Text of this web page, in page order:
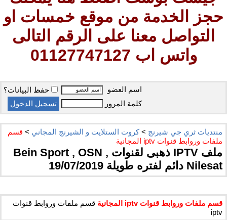
حجز الخدمة من موقع خمسات او
التواصل معنا على الرقم التالى
واتس اب 01127747127
اسم العضو
حفظ البيانات؟
كلمة المرور
منتديات ثري جي شيرنج >كروت الستلايت و الشيرنج المجاني > قسم
ملفات وروابط قنوات iptv المجانية
ملف IPTV ذهبى لقنوات Bein Sport , OSN ,
Nilesat دائم لفتره طويلة 19/07/2019
قسم ملفات وروابط قنوات iptv المجانية
قسم ملفات وروابط قنوات
iptv